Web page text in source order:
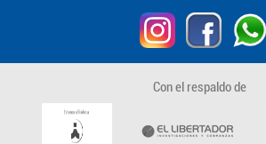
Con el respaldo de